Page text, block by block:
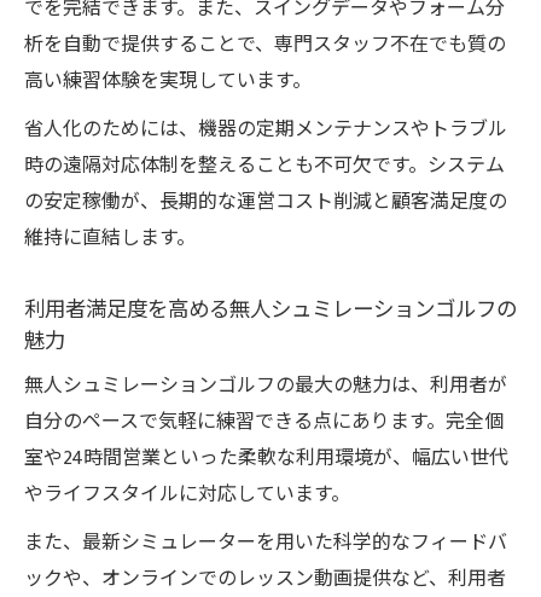
でを完結できます。また、スイングデータやフォーム分
析を自動で提供することで、専門スタッフ不在でも質の
高い練習体験を実現しています。
省人化のためには、機器の定期メンテナンスやトラブル
時の遠隔対応体制を整えることも不可欠です。システム
の安定稼働が、長期的な運営コスト削減と顧客満足度の
維持に直結します。
利用者満足度を高める無人シュミレーションゴルフの
魅力
無人シュミレーションゴルフの最大の魅力は、利用者が
自分のペースで気軽に練習できる点にあります。完全個
室や24時間営業といった柔軟な利用環境が、幅広い世代
やライフスタイルに対応しています。
また、最新シミュレーターを用いた科学的なフィードバ
ックや、オンラインでのレッスン動画提供など、利用者